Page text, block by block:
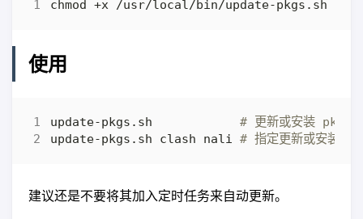
使用
update-pkgs.sh # 更新或安装 pkgs
update-pkgs.sh clash nali # 指定更新或安装所
建议还是不要将其加入定时任务来自动更新。